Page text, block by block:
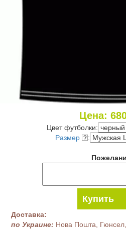
Цена:
Цвет футболки:
Размер
:
Купить
Доставка:
по Украине: Нова Пошта,